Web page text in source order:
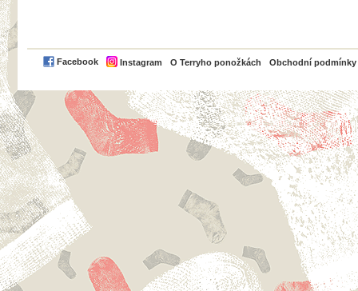
Facebook Instagram O Terryho ponožkách Obchodní podmínky
PayPal